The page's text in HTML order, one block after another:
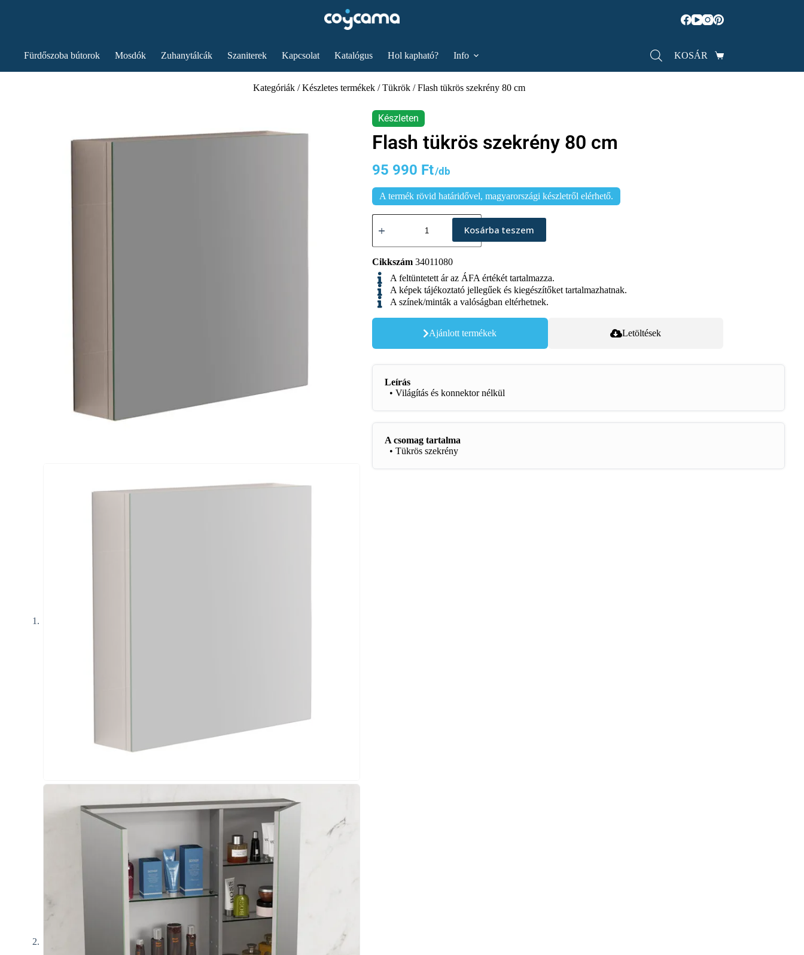
Fürdőszoba bútorok Mosdók Zuhanytálcák Szaniterek Kapcsolat Katalógus Hol kapható? Info KOSÁR
Kategóriák/Készletes termékek/Tükrök/ Flash tükrös szekrény 80 cm
Flash tükrös szekrény 80 cm
95 990 Ft
A termék rövid határidővel, magyarországi készletről elérhető.
Kosárba teszem
Cikkszám34011080
A feltüntetett ár az ÁFA értékét tartalmazza.
A képek tájékoztató jellegűek és kiegészítőket tartalmazhatnak.
A színek/minták a valóságban eltérhetnek.
Ajánlott termékek Letöltések
Leírás
• Világítás és konnektor nélkül
A csomag tartalma
• Tükrös szekrény